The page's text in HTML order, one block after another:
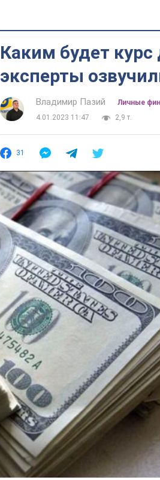
Каким будет курс
эксперты
Владимир Пазий
Личные
4.01.2023 11:47
2,9 т.
31